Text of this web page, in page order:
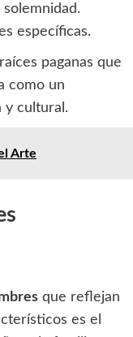
específicas.
paganas que
como un
y cultural.
Arte
que reflejan
es el